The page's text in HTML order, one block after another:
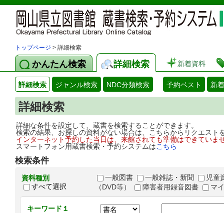
トップページ > 詳細検索
かんたん検索 詳細検索 新着資料
詳細検索 ジャンル検索 NDC分類検索 予約ベスト 新
詳細検索
詳細な条件を設定して、蔵書を検索することができます。
検索の結果、お探しの資料がない場合は、こちらからリクエス
インターネット予約した当日は、来館されても準備はできてい
スマートフォン用蔵書検索・予約システムはこちら
検索条件
資料種別
すべて選択
一般図書 一般雑誌・新聞
児童
（DVD等）
障害者用録音図書 マ
キーワード１